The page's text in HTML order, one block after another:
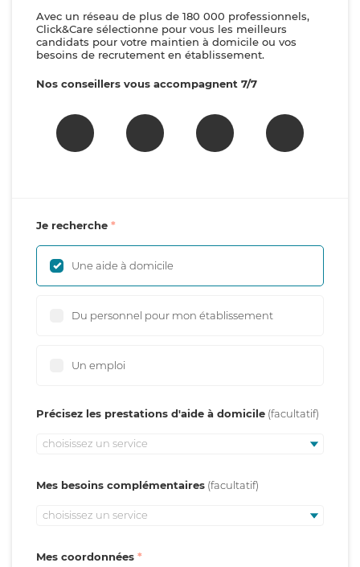
Avec un réseau de plus de 180 000 professionnels,
Click&Care sélectionne pour vous les meilleurs
candidats pour votre maintien à domicile ou vos
besoins de recrutement en établissement.
Nos conseillers vous accompagnent 7/7
Je recherche
Une aide à domicile
Du personnel pour mon établissement
Un emploi
Précisez les prestations d'aide à domicile
choisissez un service
Mes besoins complémentaires
choisissez un service
Mes coordonnées